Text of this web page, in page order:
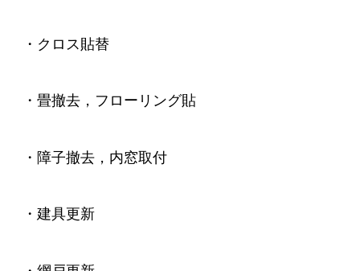
・クロス貼替
・畳撤去，フローリング貼
・障子撤去，内窓取付
・建具更新